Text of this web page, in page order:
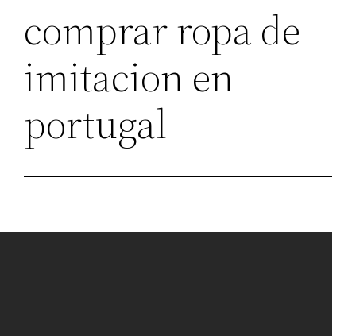
comprar ropa de
imitacion en
portugal